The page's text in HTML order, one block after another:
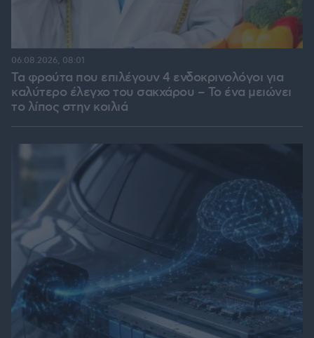
Τα φρούτα που επιλέγουν 4 ενδοκρινολόγοι για
καλύτερο έλεγχο του σακχάρου – Το ένα μειώνει
το λίπος στην κοιλιά
06.08.2026, 08:01